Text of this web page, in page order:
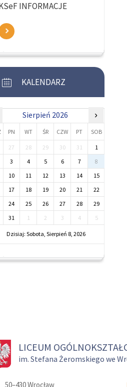
INFORMACJE
KALENDARZ
Sierpień 2026 ›
PN WT ŚR CZW PT SOB
27 28 29 30 31
1
3 4 5 6 7
8
10 11 12 13 14
15
17 18 19 20 21
22
24 25 26 27 28
29
31 1 2 3 4 5
Dzisiaj: Sobota, Sierpień 8, 2026
LICEUM
im. Stefana Żeromskiego we
Adres pocztowy:
50–430 Wrocław